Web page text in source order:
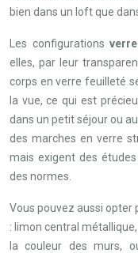
bien dans un loft que
Les configurations
elles, par leur
corps en verre feuilleté
la vue, ce qui est
dans un petit séjour ou
des marches en verre
mais exigent des
des normes.
Vous pouvez aussi opter
: limon central
la couleur des murs,